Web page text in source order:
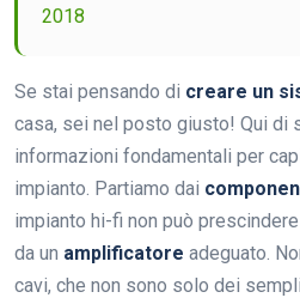
2018
Se stai pensando di creare un
casa, sei nel posto giusto! Qui di
informazioni fondamentali per
impianto. Partiamo dai
impianto hi-fi non può
da un amplificatore adeguato.
cavi, che non sono solo dei